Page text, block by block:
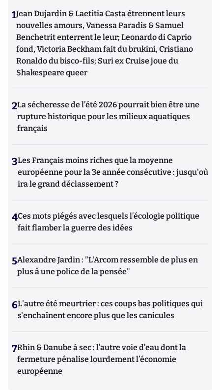
1Jean Dujardin & Laetitia Casta étrennent leurs
nouvelles amours, Vanessa Paradis & Samuel
Benchetrit enterrent le leur; Leonardo di Caprio
fond, Victoria Beckham fait du brukini, Cristiano
Ronaldo du bisco-fils; Suri ex Cruise joue du
Shakespeare queer
2La sécheresse de l’été 2026 pourrait bien être une
rupture historique pour les milieux aquatiques
français
3Les Français moins riches que la moyenne
européenne pour la 3e année consécutive : jusqu'où
ira le grand déclassement ?
4Ces mots piégés avec lesquels l’écologie politique
fait flamber la guerre des idées
5Alexandre Jardin : "L'Arcom ressemble de plus en
plus à une police de la pensée"
6L'autre été meurtrier : ces coups bas politiques qui
s'enchaînent encore plus que les canicules
7Rhin & Danube à sec : l’autre voie d’eau dont la
fermeture pénalise lourdement l’économie
européenne